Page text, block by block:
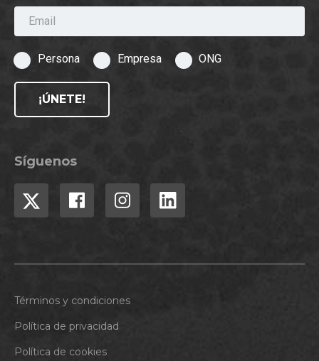
Email
Persona Empresa ONG
¡ÚNETE!
Síguenos
Términos y condiciones
Política de privacidad
Política de cookies